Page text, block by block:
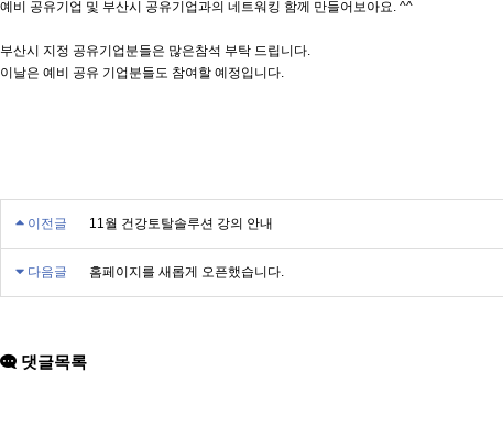
예비 공유기업 및 부산시 공유기업과의 네트워킹 함께 만들어보아요. ^^
부산시 지정 공유기업분들은 많은참석 부탁 드립니다.
이날은 예비 공유 기업분들도 참여할 예정입니다.
이전글 11월 건강토탈솔루션 강의 안내
다음글 홈페이지를 새롭게 오픈했습니다.
댓글목록